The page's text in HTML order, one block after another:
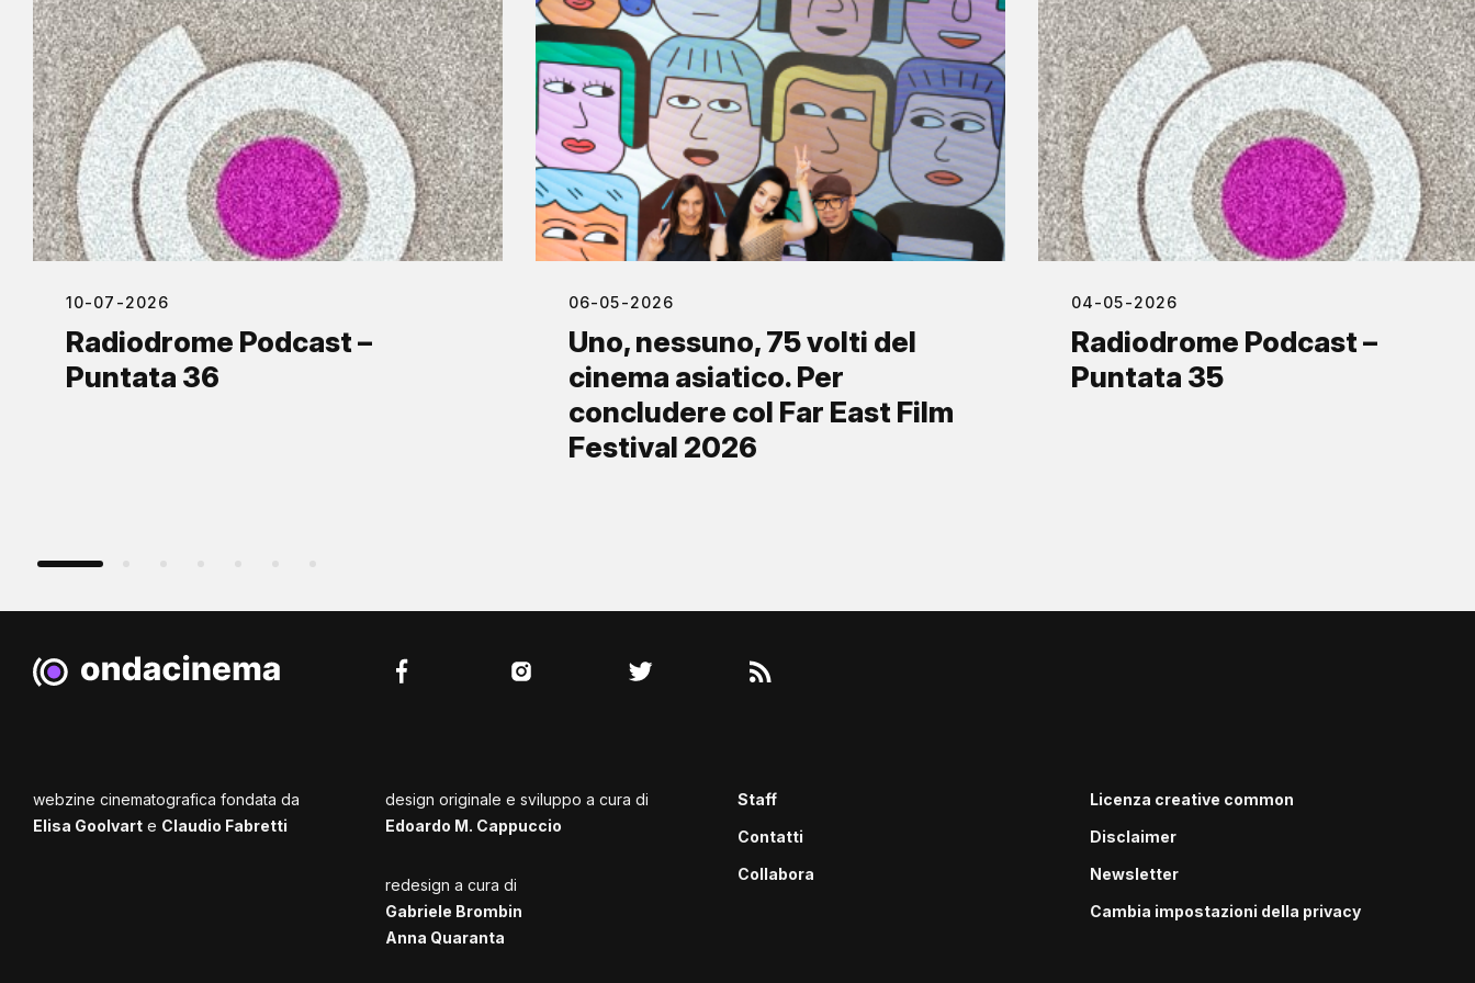
10-07-2026
Radiodrome Podcast –
Puntata 36
06-05-2026
Uno, nessuno, 75 volti del
cinema asiatico. Per
concludere col Far East Film
Festival 2026
04-05-2026
Radiodrome Podcast –
Puntata 35
webzine cinematografica fondata da
Elisa Goolvart e Claudio Fabretti
design originale e sviluppo a cura di
Edoardo M. Cappuccio
redesign a cura di
Gabriele Brombin
Anna Quaranta
Staff
Contatti
Collabora
Licenza creative common
Disclaimer
Newsletter
Cambia impostazioni della privacy